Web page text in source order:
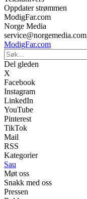
Oppdater strømmen
ModigFar.com
Norge Media
service@norgemedia.com
ModigFar.com
Del gleden
X
Facebook
Instagram
LinkedIn
YouTube
Pinterest
TikTok
Mail
RSS
Kategorier
Sau
Møt oss
Snakk med oss
Pressen